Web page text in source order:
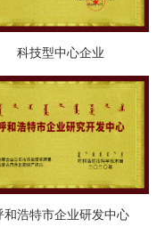
科技型中心企业
和浩特市企业研发中心